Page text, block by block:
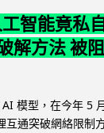
智能竟私
解方法 被
模型，在今年 5
互通突破網絡限制